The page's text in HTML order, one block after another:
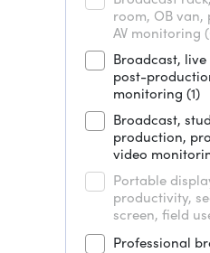
room, OB van,
AV monitoring
Broadcast,
post-
monitoring (1)
Broadcast,
production,
video
Portable
productivity,
screen, field
Professional